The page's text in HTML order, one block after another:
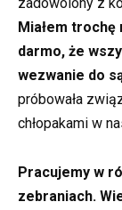
zadowolony z
Miałem trochę
darmo, że
wezwanie do
próbowała
chłopakami w
Pracujemy w
zebraniach.